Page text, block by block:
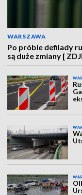
WARSZAWA
Po próbie defilady
są duże zmiany [